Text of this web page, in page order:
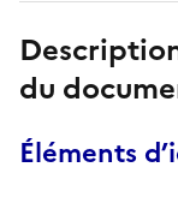
du
Éléments